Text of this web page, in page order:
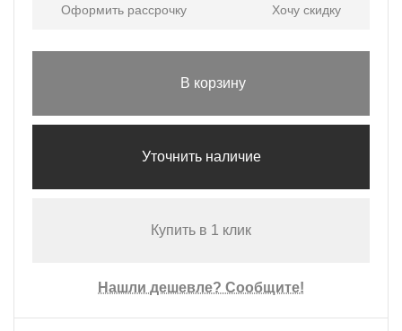
Оформить рассрочку Хочу скидку
В корзину
Уточнить наличие
Купить в 1 клик
Нашли дешевле? Сообщите!